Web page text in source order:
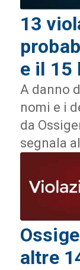
13
e il 15
A danno
nomi e i
da
segnala
altre